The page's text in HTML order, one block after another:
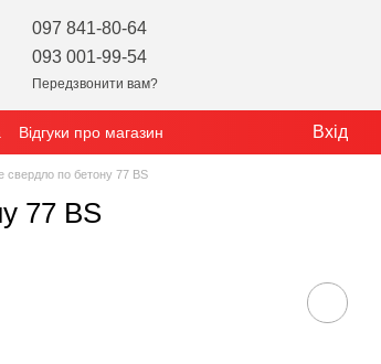
097 841-80-64
093 001-99-54
Передзвонити вам?
Відгуки про магазин Вхід
свердло по бетону 77 BS
77 BS